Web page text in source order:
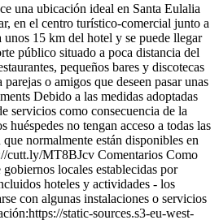
una ubicación ideal en Santa Eulalia
en el centro turístico-comercial junto a
15 km del hotel y se puede llegar
público situado a poca distancia del
pequeños bares y discotecas
o amigos que deseen pasar unas
Debido a las medidas adoptadas
servicios como consecuencia de la
huéspedes no tengan acceso a todas las
normalmente están disponibles en
cutt.ly/MT8BJcv Comentarios Como
locales establecidas por
hoteles y actividades - los
con algunas instalaciones o servicios
static-sources.s3-eu-west-